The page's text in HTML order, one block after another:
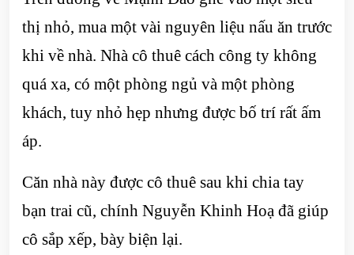
thị nhỏ, mua một vài nguyên liệu nấu ăn trước
khi về nhà. Nhà cô thuê cách công ty không
quá xa, có một phòng ngủ và một phòng
khách, tuy nhỏ hẹp nhưng được bố trí rất ấm
áp.
Căn nhà này được cô thuê sau khi chia tay
bạn trai cũ, chính Nguyễn Khinh Hoạ đã giúp
cô sắp xếp, bày biện lại.